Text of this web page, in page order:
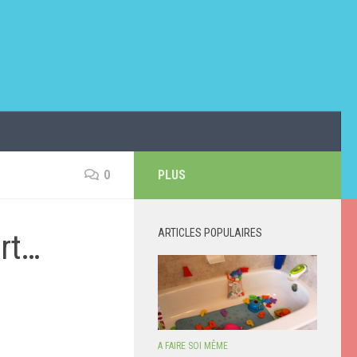
0 PLUS
ARTICLES POPULAIRES
A FAIRE SOI MÊME